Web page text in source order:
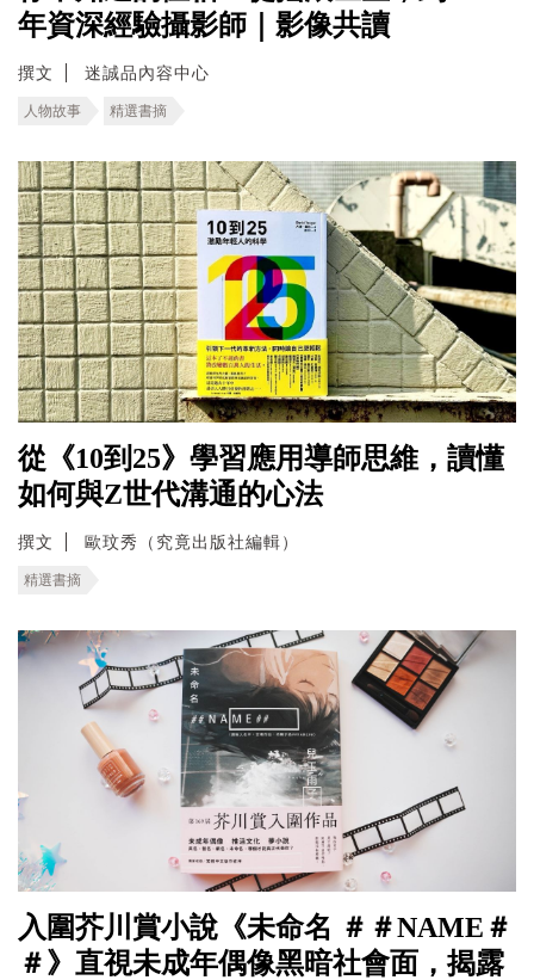
年資深經驗攝影師｜影像共讀
撰文 迷誠品內容中心
人物故事 精選書摘
從《10到25》學習應用導師思維，讀懂
如何與Z世代溝通的心法
撰文 歐玟秀（究竟出版社編輯）
精選書摘
入圍芥川賞小說《未命名 ＃＃NAME＃
＃》直視未成年偶像黑暗社會面，揭露